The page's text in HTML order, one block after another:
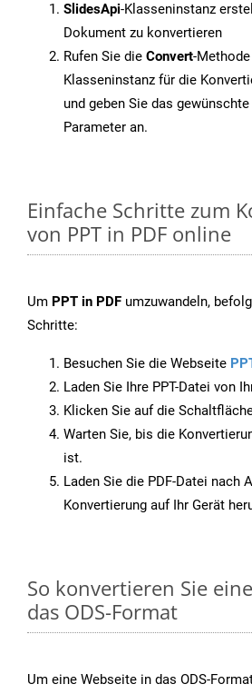
SlidesApi-Klasseninstanz
Dokument zu konvertieren
Rufen Sie die Convert-
Klasseninstanz für die
und geben Sie das
Parameter an.
Einfache Schritte zum
von PPT in PDF online
Um PPT in PDF umzuwandeln,
Schritte:
Besuchen Sie die Webseite
Laden Sie Ihre PPT-Datei von
Klicken Sie auf die
Warten Sie, bis die
ist.
Laden Sie die PDF-Datei nach
Konvertierung auf Ihr Gerät
So konvertieren Sie
das ODS-Format
Um eine Webseite in das ODS-